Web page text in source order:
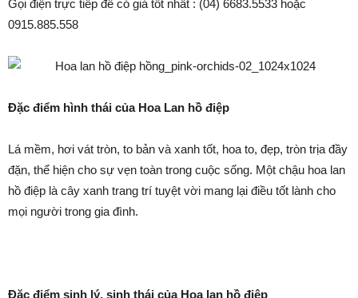
Gọi điện trực tiếp để có giá tốt nhất : (04) 6683.5533 hoặc
0915.885.558
Đặc điểm hình thái của Hoa Lan hồ điệp
Lá mềm, hơi vát tròn, to bản và xanh tốt, hoa to, đẹp, tròn trịa đầy
đặn, thể hiện cho sự vẹn toàn trong cuộc sống. Một chậu hoa lan
hồ điệp là cây xanh trang trí tuyệt vời mang lại điều tốt lành cho
mọi người trong gia đình.
Đặc điểm sinh lý, sinh thái của Hoa lan hồ điệp